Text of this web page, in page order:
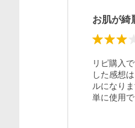
お肌が綺
リピ購入
した感想
ルになり
単に使用